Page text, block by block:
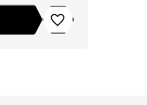
Toevoegen aan verlanglijstje